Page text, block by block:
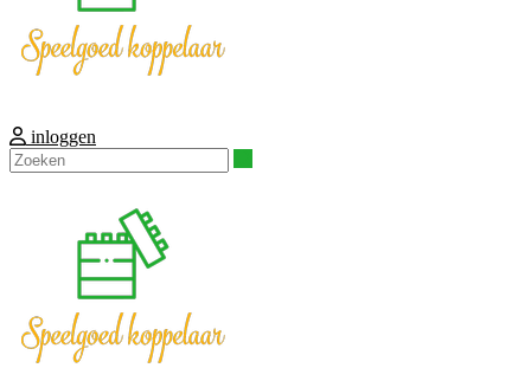
inloggen